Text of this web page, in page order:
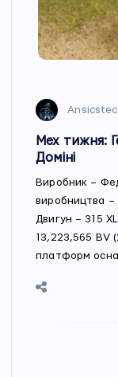
Мех тижня:
Доміні
Виробник –
виробництва
Двигун – 315
13,223,565 BV
платформ